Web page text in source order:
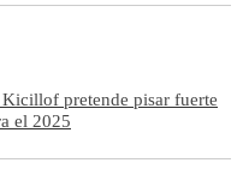
pretende pisar fuerte
el 2025